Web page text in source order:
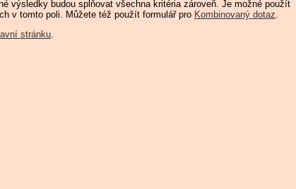
výsledky budou splňovat všechna kritéria zároveň. Je možné použít
v tomto poli. Můžete též použít formulář pro Kombinovaný dotaz.
stránku.